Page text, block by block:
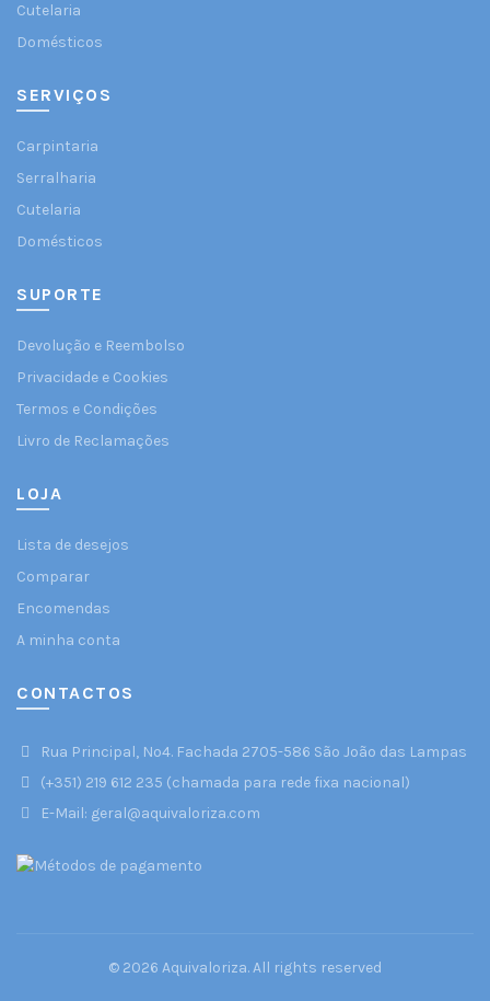
Cutelaria
Domésticos
SERVIÇOS
Carpintaria
Serralharia
Cutelaria
Domésticos
SUPORTE
Devolução e Reembolso
Privacidade e Cookies
Termos e Condições
Livro de Reclamações
LOJA
Lista de desejos
Comparar
Encomendas
A minha conta
CONTACTOS
Rua Principal, Nº4. Fachada 2705-586 São João das Lampas
(+351) 219 612 235 (chamada para rede fixa nacional)
E-Mail: geral@aquivaloriza.com
© 2026 Aquivaloriza. All rights reserved